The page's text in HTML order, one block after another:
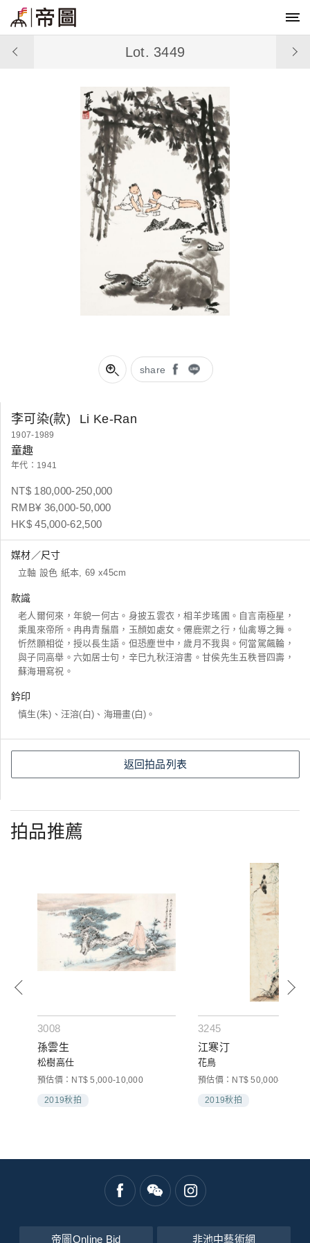
share
Lot. 3449
李可染(款) Li Ke-Ran
1907-1989
童趣
年代：1941
NT$ 180,000-250,000
RMB¥ 36,000-50,000
HK$ 45,000-62,500
媒材／尺寸
立軸 設色 紙本, 69 x45cm
款識
老人爾何來，年貌一何古。身披五雲衣，相羊步瑤圃。自言南極星，
乘風來帝所。冉冉青鬚眉，玉顏如處女。僊鹿禦之行，仙禽導之舞。
忻然願相從，授以長生語。但恐塵世中，歲月不我與。何當駕飆輪，
與子同高舉。六如居士句，辛巳九秋汪溶書。甘侯先生五秩晉四壽，
蘇海珊寫祝。
鈐印
慎生(朱)、汪溶(白)、海珊畫(白)。
返回拍品列表
拍品推薦
3008
孫雲生
松樹高仕
預估價：NT$ 5,000-10,000
2019秋拍
3245
江寒汀
花鳥
預估價：NT$ 50,000-80,000
2019秋拍
帝圖Online Bid 非池中藝術網